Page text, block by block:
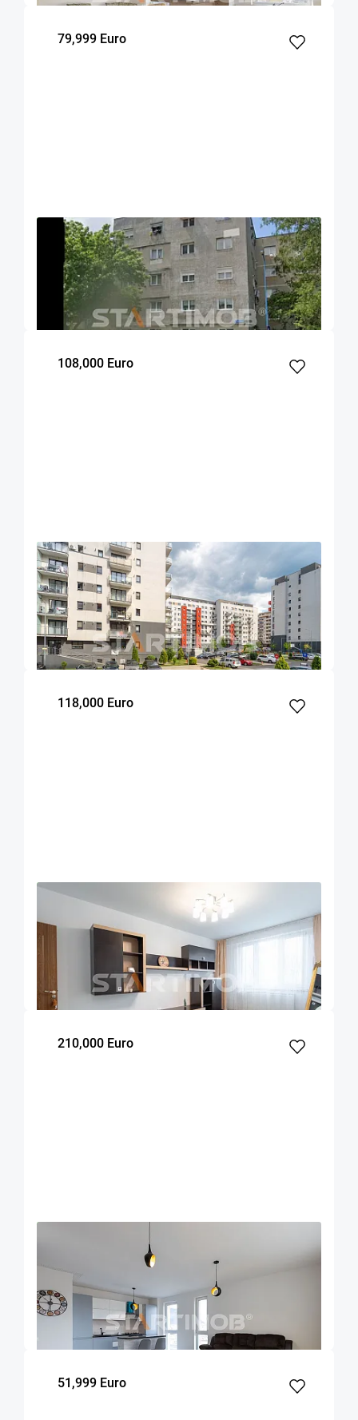
79,999 Euro
OFERTA NOUA EXCLUSIVITATE COMISION 0%
Apartament 3 camere Tudor Vladimirescu
Brasov
46.7
m²
2
dormitoare
3
Etaj
108,000 Euro
OFERTA NOUA EXCLUSIVITATE
Garsoniera cu boxa si parcare Maurer
Residence
Brasov
38
m²
1
dormitor
Parter
Etaj
118,000 Euro
OFERTA NOUA EXCLUSIVITATE
Apartament 3 camere Mircea Cel Batran -
Grivitei
Brasov
2
dormitoare
Parter
Etaj
210,000 Euro
Apartament mobilat 3 camere Urban Plaza cu
parcare
Brasov
2
dormitoare Etaj
51,999 Euro